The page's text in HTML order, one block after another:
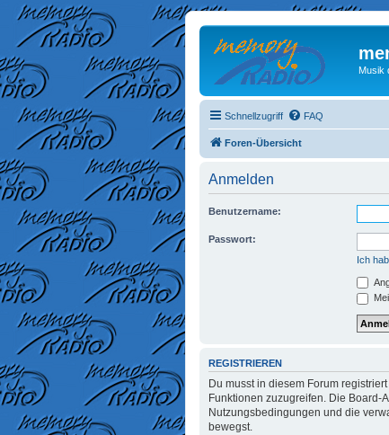
Musik
Schnellzugriff FAQ
Foren-Übersicht
Anmelden
Benutzername:
Passwort:
Ich
REGISTRIEREN
Du musst in diesem Forum
Funktionen zuzugreifen. Die Board-
Nutzungsbedingungen und die
bewegst.